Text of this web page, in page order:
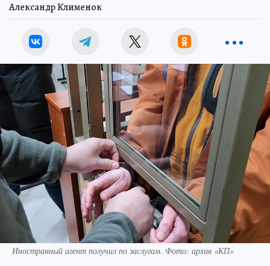
Александр Клименок
Иностранный агент получил по заслугам. Фото: архив «КП»